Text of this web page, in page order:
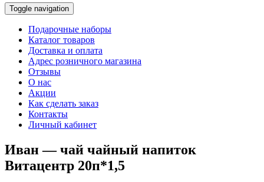
Toggle navigation
Подарочные наборы
Каталог товаров
Доставка и оплата
Адрес розничного магазина
Отзывы
О нас
Акции
Как сделать заказ
Контакты
Личный кабинет
Иван — чай чайный напиток
Витацентр 20п*1,5